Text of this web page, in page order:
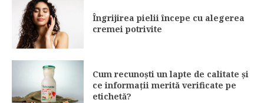
Îngrijirea pielii începe cu alegerea
cremei potrivite
Cum recunoști un lapte de calitate și
ce informații merită verificate pe
etichetă?